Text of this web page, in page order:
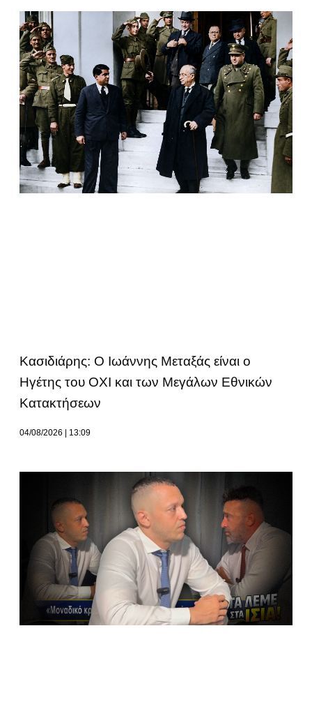
Κασιδιάρης: Ο Ιωάννης Μεταξάς είναι ο
Ηγέτης του ΟΧΙ και των Μεγάλων Εθνικών
Κατακτήσεων
04/08/2026 13:09